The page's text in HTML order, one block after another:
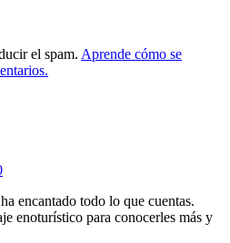
el spam. Aprende cómo se
encantado todo lo que cuentas.
enoturístico para conocerles más y